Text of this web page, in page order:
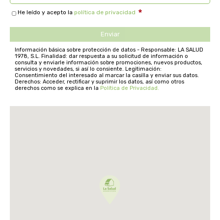
He leído y acepto lapolítica de privacidad
Información básica sobre protección de datos - Responsable: LA SALUD
1978, S.L. Finalidad: dar respuesta a su solicitud de información o
consulta y enviarle información sobre promociones, nuevos productos,
servicios y novedades, si así lo consiente. Legitimación:
Consentimiento del interesado al marcar la casilla y enviar sus datos.
Derechos: Acceder, rectificar y suprimir los datos, así como otros
derechos como se explica en la Política de Privacidad.
arrasate
arteoliva
artesania agricola